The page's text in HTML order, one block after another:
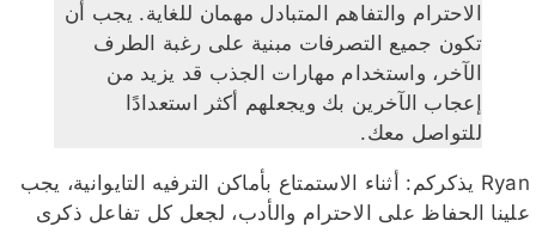
الاحترام والتفاهم المتبادل مهمان للغاية. يجب أن
تكون جميع التصرفات مبنية على رغبة الطرف
الآخر، واستخدام مهارات الجذب قد يزيد من
إعجاب الآخرين بك ويجعلهم أكثر استعدادًا
للتواصل معك.
Ryan يذكركم: أثناء الاستمتاع بأماكن الترفيه التايوانية، يجب
علينا الحفاظ على الاحترام والأدب، لجعل كل تفاعل ذكرى